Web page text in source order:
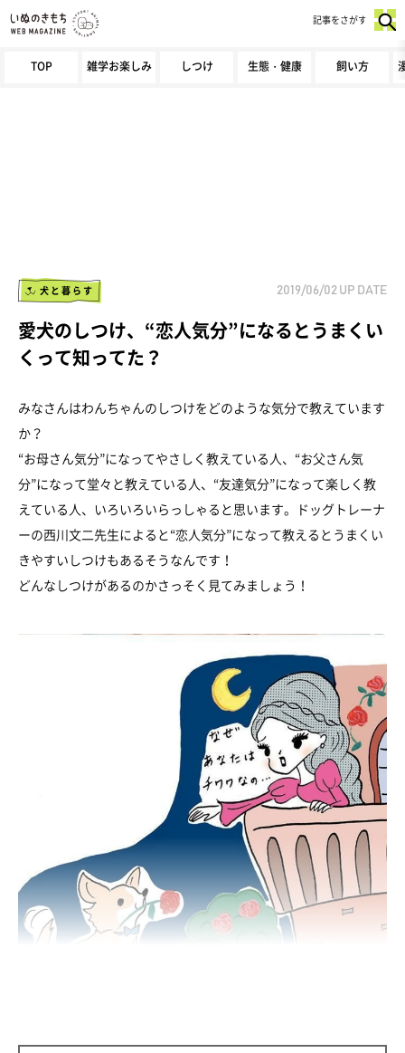
TOP 雑学お楽しみ しつけ 生態・健康 飼い方
記事をさがす
犬と暮らす 2019/06/02 UP DATE
愛犬のしつけ、“恋人気分”になるとうまくい
くって知ってた？
みなさんはわんちゃんのしつけをどのような気分で教えています
か？
“お母さん気分”になってやさしく教えている人、“お父さん気
分”になって堂々と教えている人、“友達気分”になって楽しく教
えている人、いろいろいらっしゃると思います。ドッグトレーナ
ーの西川文二先生によると“恋人気分”になって教えるとうまくい
きやすいしつけもあるそうなんです！
どんなしつけがあるのかさっそく見てみましょう！